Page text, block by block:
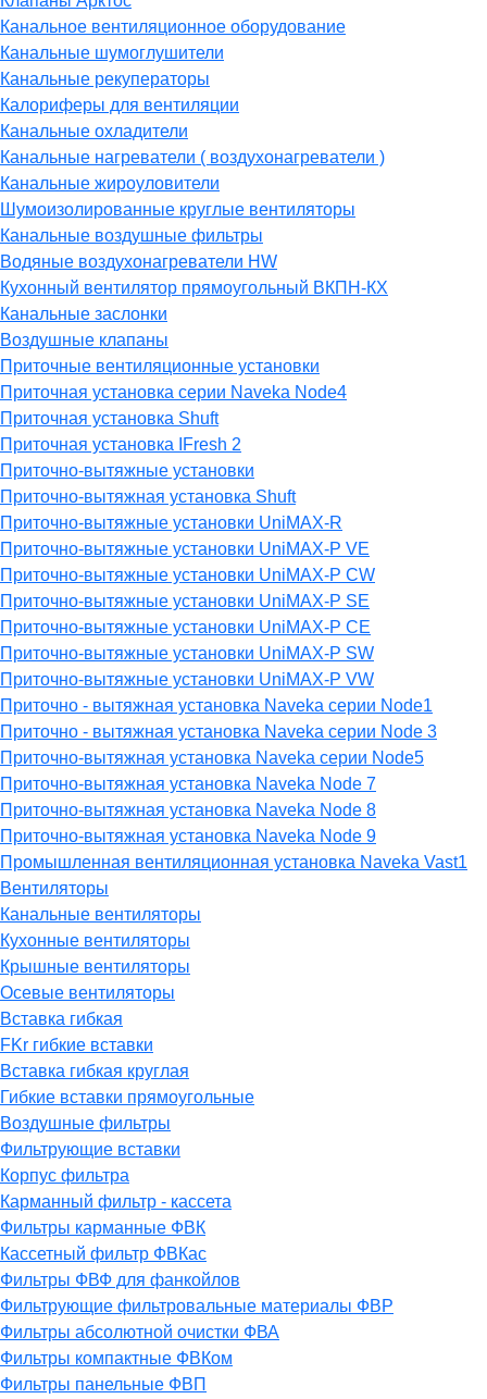
Канальное вентиляционное оборудование
Канальные шумоглушители
Канальные рекуператоры
Калориферы для вентиляции
Канальные охладители
Канальные нагреватели ( воздухонагреватели )
Канальные жироуловители
Шумоизолированные круглые вентиляторы
Канальные воздушные фильтры
Водяные воздухонагреватели HW
Кухонный вентилятор прямоугольный ВКПН-КХ
Канальные заслонки
Воздушные клапаны
Приточные вентиляционные установки
Приточная установка серии Naveka Node4
Приточная установка Shuft
Приточная установка IFresh 2
Приточно-вытяжные установки
Приточно-вытяжная установка Shuft
Приточно-вытяжные установки UniMAX-R
Приточно-вытяжные установки UniMAX-P VE
Приточно-вытяжные установки UniMAX-P CW
Приточно-вытяжные установки UniMAX-P SE
Приточно-вытяжные установки UniMAX-P CE
Приточно-вытяжные установки UniMAX-P SW
Приточно-вытяжные установки UniMAX-P VW
Приточно - вытяжная установка Naveka серии Node1
Приточно - вытяжная установка Naveka серии Node 3
Приточно-вытяжная установка Naveka серии Node5
Приточно-вытяжная установка Naveka Node 7
Приточно-вытяжная установка Naveka Node 8
Приточно-вытяжная установка Naveka Node 9
Промышленная вентиляционная установка Naveka Vast1
Вентиляторы
Канальные вентиляторы
Кухонные вентиляторы
Крышные вентиляторы
Осевые вентиляторы
Вставка гибкая
FKr гибкие вставки
Вставка гибкая круглая
Гибкие вставки прямоугольные
Воздушные фильтры
Фильтрующие вставки
Корпус фильтра
Карманный фильтр - кассета
Фильтры карманные ФВК
Кассетный фильтр ФВКас
Фильтры ФВФ для фанкойлов
Фильтрующие фильтровальные материалы ФВР
Фильтры абсолютной очистки ФВА
Фильтры компактные ФВКом
Фильтры панельные ФВП